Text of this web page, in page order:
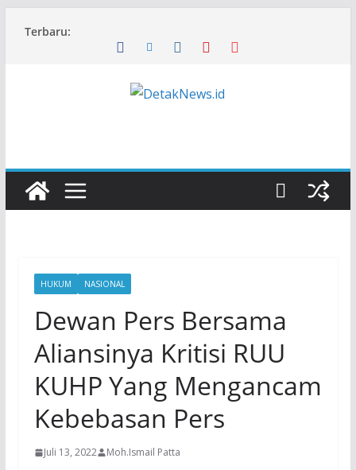
Terbaru:
HUKUM NASIONAL
Dewan Pers Bersama
Aliansinya Kritisi RUU
KUHP Yang Mengancam
Kebebasan Pers
Juli 13, 2022 Moh.Ismail Patta